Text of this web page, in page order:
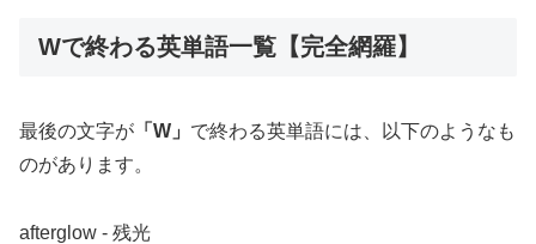
Wで終わる英単語一覧【完全網羅】
最後の文字が 「W」 で終わる英単語には、以下のようなも
のがあります。
afterglow ‐ 残光